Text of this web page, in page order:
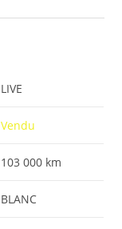
Vendu
103 000 km
BLANC
VRZ_AB0ECF